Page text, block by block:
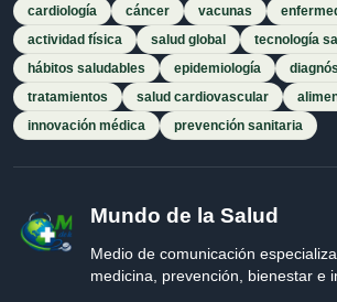
cardiología
cáncer vacunas
actividad física
salud global tecnología
hábitos saludables
epidemiología
tratamientos
salud cardiovascular
innovación médica
prevención sanitaria
Mundo de la Salud
Medio de comunicación
medicina, prevención, bienestar e